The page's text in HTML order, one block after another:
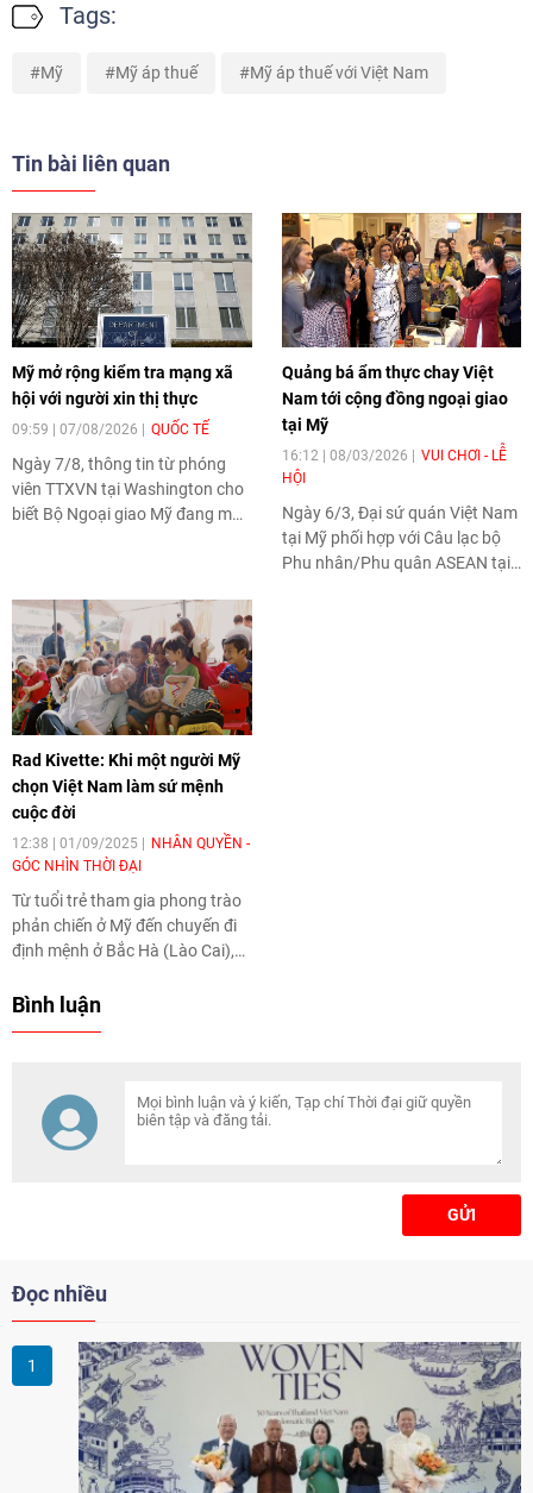
Tags:
Mỹ Mỹ áp thuế Mỹ áp thuế với Việt Nam
Tin bài liên quan
Mỹ mở rộng kiểm tra mạng xã
hội với người xin thị thực
09:59 | 07/08/2026 QUỐC TẾ
Ngày 7/8, thông tin từ phóng
viên TTXVN tại Washington cho
biết Bộ Ngoại giao Mỹ đang mở
đơn thuộc phạm vi áp dụng phải
chuyển tài khoản mạng xã hội
sang chế độ công khai để phục
vụ quá trình xét duyệt hồ sơ.
Quảng bá ẩm thực chay Việt
Nam tới cộng đồng ngoại giao
tại Mỹ
16:12 | 08/03/2026
VUI CHƠI - LỄ
HỘI
Ngày 6/3, Đại sứ quán Việt Nam
tại Mỹ phối hợp với Câu lạc bộ
Phu nhân/Phu quân ASEAN tại
Rad Kivette: Khi một người Mỹ
chọn Việt Nam làm sứ mệnh
cuộc đời
12:38 | 01/09/2025
NHÂN QUYỀN -
GÓC NHÌN THỜI ĐẠI
Từ tuổi trẻ tham gia phong trào
phản chiến ở Mỹ đến chuyến đi
định mệnh ở Bắc Hà (Lào Cai),
đốc điều hành, Trưởng Văn
cơ nghiệp và chọn Việt Nam làm
quê hương thứ hai. Hơn hai thập
kỷ qua, ông cống hiến trọn vẹn
Bình luận
GỬI
Đọc nhiều